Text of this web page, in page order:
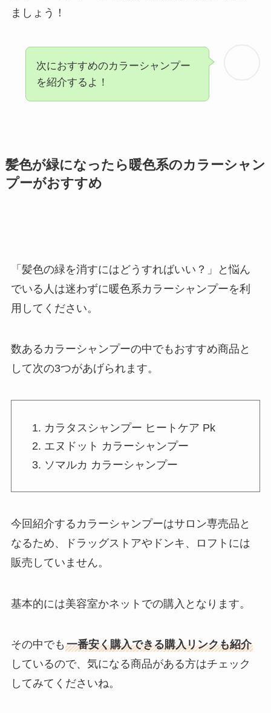
ましょう！
次におすすめのカラーシャンプー
を紹介するよ！
髪色が緑になったら暖色系のカラーシャン
プーがおすすめ
「髪色の緑を消すにはどうすればいい？」と悩ん
でいる人は迷わずに暖色系カラーシャンプーを利
用してください。
数あるカラーシャンプーの中でもおすすめ商品と
して次の3つがあげられます。
カラタスシャンプー ヒートケア Pk
エヌドット カラーシャンプー
ソマルカ カラーシャンプー
今回紹介するカラーシャンプーはサロン専売品と
なるため、ドラッグストアやドンキ、ロフトには
販売していません。
基本的には美容室かネットでの購入となります。
その中でも 一番安く購入できる購入リンクも紹介
しているので、気になる商品がある方はチェック
してみてくださいね。